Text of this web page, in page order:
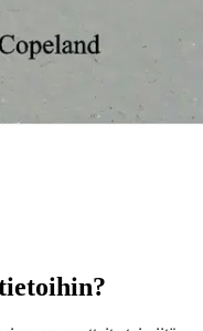
todettiin, että Florida
Tämä tutkimus
joita liian